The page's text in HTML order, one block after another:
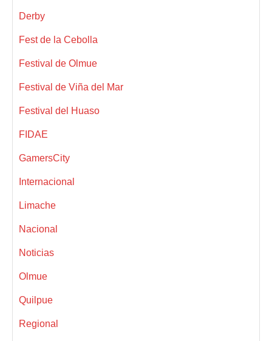
Derby
Fest de la Cebolla
Festival de Olmue
Festival de Viña del Mar
Festival del Huaso
FIDAE
GamersCity
Internacional
Limache
Nacional
Noticias
Olmue
Quilpue
Regional